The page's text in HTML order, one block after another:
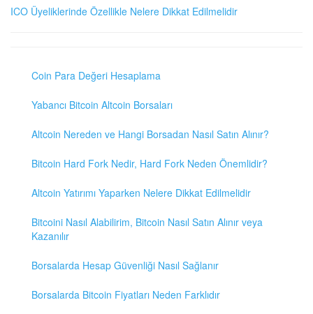
ICO Üyeliklerinde Özellikle Nelere Dikkat Edilmelidir
Coin Para Değeri Hesaplama
Yabancı Bitcoin Altcoin Borsaları
Altcoin Nereden ve Hangi Borsadan Nasıl Satın Alınır?
Bitcoin Hard Fork Nedir, Hard Fork Neden Önemlidir?
Altcoin Yatırımı Yaparken Nelere Dikkat Edilmelidir
Bitcoini Nasıl Alabilirim, Bitcoin Nasıl Satın Alınır veya
Kazanılır
Borsalarda Hesap Güvenliği Nasıl Sağlanır
Borsalarda Bitcoin Fiyatları Neden Farklıdır